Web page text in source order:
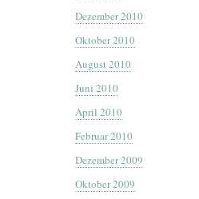
Dezember 2010
Oktober 2010
August 2010
Juni 2010
April 2010
Februar 2010
Dezember 2009
Oktober 2009